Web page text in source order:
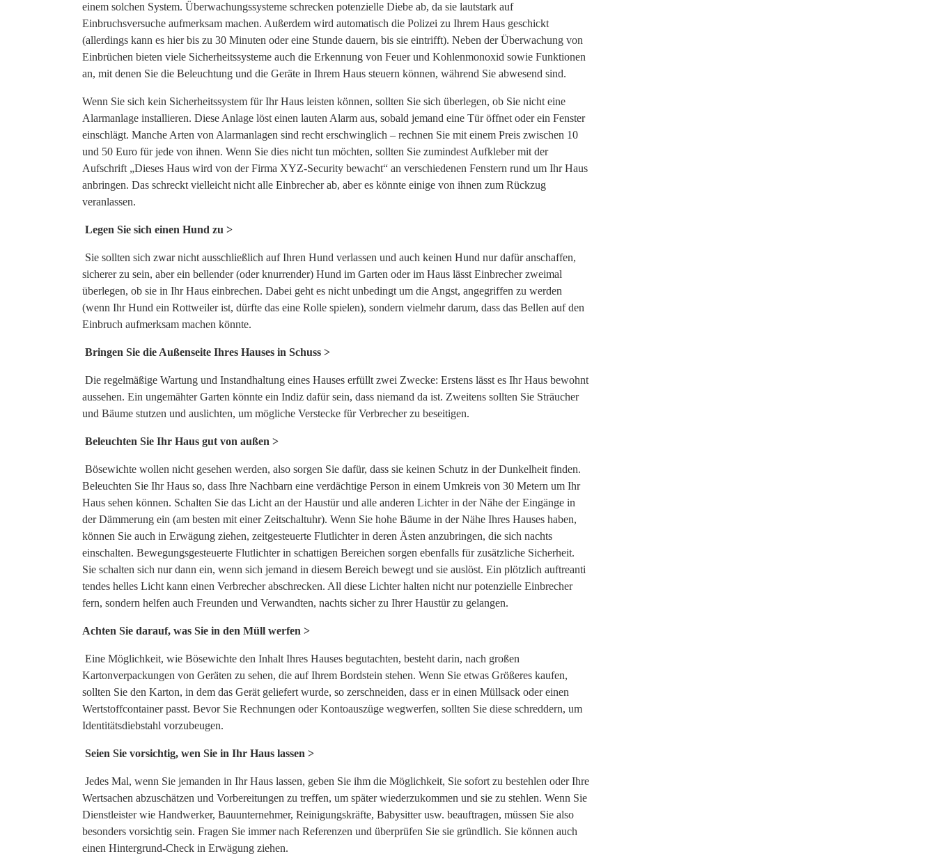
einem solchen System. Überwachungssysteme schrecken potenzielle Diebe ab, da sie lautstark auf
Einbruchsversuche aufmerksam machen. Außerdem wird automatisch die Polizei zu Ihrem Haus geschickt
(allerdings kann es hier bis zu 30 Minuten oder eine Stunde dauern, bis sie eintrifft). Neben der Überwachung von
Einbrüchen bieten viele Sicherheitssysteme auch die Erkennung von Feuer und Kohlenmonoxid sowie Funktionen
an, mit denen Sie die Beleuchtung und die Geräte in Ihrem Haus steuern können, während Sie abwesend sind.
Wenn Sie sich kein Sicherheitssystem für Ihr Haus leisten können, sollten Sie sich überlegen, ob Sie nicht eine
Alarmanlage installieren. Diese Anlage löst einen lauten Alarm aus, sobald jemand eine Tür öffnet oder ein Fenster
einschlägt. Manche Arten von Alarmanlagen sind recht erschwinglich – rechnen Sie mit einem Preis zwischen 10
und 50 Euro für jede von ihnen. Wenn Sie dies nicht tun möchten, sollten Sie zumindest Aufkleber mit der
Aufschrift „Dieses Haus wird von der Firma XYZ-Security bewacht“ an verschiedenen Fenstern rund um Ihr Haus
anbringen. Das schreckt vielleicht nicht alle Einbrecher ab, aber es könnte einige von ihnen zum Rückzug
veranlassen.
Legen Sie sich einen Hund zu >
Sie sollten sich zwar nicht ausschließlich auf Ihren Hund verlassen und auch keinen Hund nur dafür anschaffen,
sicherer zu sein, aber ein bellender (oder knurrender) Hund im Garten oder im Haus lässt Einbrecher zweimal
überlegen, ob sie in Ihr Haus einbrechen. Dabei geht es nicht unbedingt um die Angst, angegriffen zu werden
(wenn Ihr Hund ein Rottweiler ist, dürfte das eine Rolle spielen), sondern vielmehr darum, dass das Bellen auf den
Einbruch aufmerksam machen könnte.
Bringen Sie die Außenseite Ihres Hauses in Schuss >
Die regelmäßige Wartung und Instandhaltung eines Hauses erfüllt zwei Zwecke: Erstens lässt es Ihr Haus bewohnt
aussehen. Ein ungemähter Garten könnte ein Indiz dafür sein, dass niemand da ist. Zweitens sollten Sie Sträucher
und Bäume stutzen und auslichten, um mögliche Verstecke für Verbrecher zu beseitigen.
Beleuchten Sie Ihr Haus gut von außen >
Bösewichte wollen nicht gesehen werden, also sorgen Sie dafür, dass sie keinen Schutz in der Dunkelheit finden.
Beleuchten Sie Ihr Haus so, dass Ihre Nachbarn eine verdächtige Person in einem Umkreis von 30 Metern um Ihr
Haus sehen können. Schalten Sie das Licht an der Haustür und alle anderen Lichter in der Nähe der Eingänge in
der Dämmerung ein (am besten mit einer Zeitschaltuhr). Wenn Sie hohe Bäume in der Nähe Ihres Hauses haben,
können Sie auch in Erwägung ziehen, zeitgesteuerte Flutlichter in deren Ästen anzubringen, die sich nachts
einschalten. Bewegungsgesteuerte Flutlichter in schattigen Bereichen sorgen ebenfalls für zusätzliche Sicherheit.
Sie schalten sich nur dann ein, wenn sich jemand in diesem Bereich bewegt und sie auslöst. Ein plötzlich auftreanti
tendes helles Licht kann einen Verbrecher abschrecken. All diese Lichter halten nicht nur potenzielle Einbrecher
fern, sondern helfen auch Freunden und Verwandten, nachts sicher zu Ihrer Haustür zu gelangen.
Achten Sie darauf, was Sie in den Müll werfen >
Eine Möglichkeit, wie Bösewichte den Inhalt Ihres Hauses begutachten, besteht darin, nach großen
Kartonverpackungen von Geräten zu sehen, die auf Ihrem Bordstein stehen. Wenn Sie etwas Größeres kaufen,
sollten Sie den Karton, in dem das Gerät geliefert wurde, so zerschneiden, dass er in einen Müllsack oder einen
Wertstoffcontainer passt. Bevor Sie Rechnungen oder Kontoauszüge wegwerfen, sollten Sie diese schreddern, um
Identitätsdiebstahl vorzubeugen.
Seien Sie vorsichtig, wen Sie in Ihr Haus lassen >
Jedes Mal, wenn Sie jemanden in Ihr Haus lassen, geben Sie ihm die Möglichkeit, Sie sofort zu bestehlen oder Ihre
Wertsachen abzuschätzen und Vorbereitungen zu treffen, um später wiederzukommen und sie zu stehlen. Wenn Sie
Dienstleister wie Handwerker, Bauunternehmer, Reinigungskräfte, Babysitter usw. beauftragen, müssen Sie also
besonders vorsichtig sein. Fragen Sie immer nach Referenzen und überprüfen Sie sie gründlich. Sie können auch
einen Hintergrund-Check in Erwägung ziehen.